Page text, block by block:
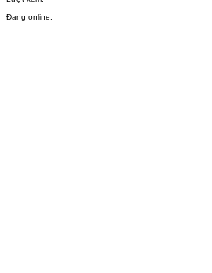
Đang online: